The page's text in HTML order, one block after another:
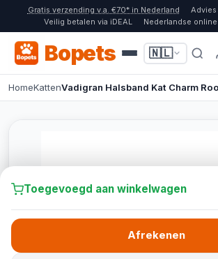
Gratis verzending v.a. €70* in Nederland
Veilig betalen via iDEAL
Nederlandse
Bopets 🇳🇱
HomeKattenVadigran Halsband Kat Charm
Toegevoegd aan winkelwagen
Afrekenen